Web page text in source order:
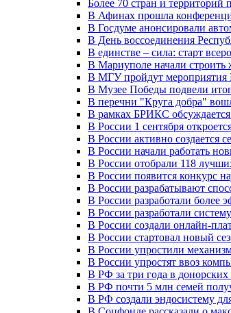
Более 70 стран и
В Афинах прошла
В Госдуме анонсировали
В День воссоединения
В единстве – сила: старт
В Мариуполе начали
В МГУ пройдут мероприятия
В Музее Победы подвели
В перечни "Круга добра"
В рамках БРИКС
В России 1 сентября
В России активно создается
В России начали работать
В России отобрали 118
В России появится конкурс
В России разрабатывают
В России разработали более
В России разработали
В России создали онлайн-
В России стартовал новый
В России упростили
В России упростят ввоз
В РФ за три года в
В РФ почти 5 млн семей
В РФ создали эндосистему